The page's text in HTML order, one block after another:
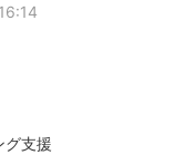
グ支援